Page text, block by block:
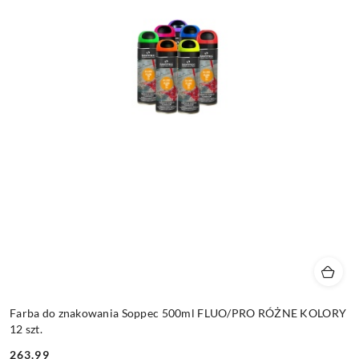
Farba do znakowania Soppec 500ml FLUO/PRO RÓŻNE KOLORY
12 szt.
263.99